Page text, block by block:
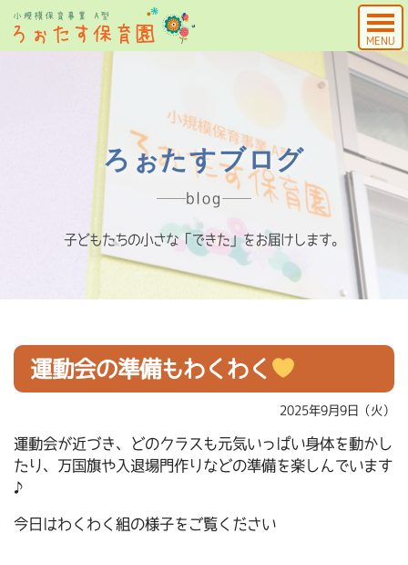
MENU
ろぉたすブログ
blog
子どもたちの小さな「できた」をお届けします。
運動会の準備もわくわく
2025年9月9日（火）
運動会が近づき、どのクラスも元気いっぱい身体を動かし
たり、万国旗や入退場門作りなどの準備を楽しんでいます
♪
今日はわくわく組の様子をご覧ください